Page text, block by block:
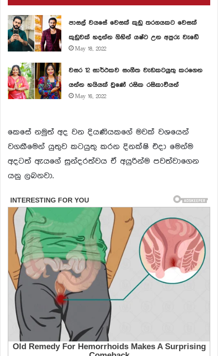
පාසල් වයසේ වෙසක් කුඩු තරගයකට වෙසක්
කුඩුවක් හදන්න ගිහින් යෂ්ට උන අපුරු වැඩේ
May 18, 2022
වසර 12 සාර්ථකව සංගීත වැඩකටයුතු කරගෙන
යන්න හයියක් වුණේ රසික රසිකාවියන්
May 16, 2022
කෙසේ නමුත් අද වන දියණියකගේ මවක් වශයෙන්
වගකීමෙන් යුතුව කටයුතු කරන දිනක්ෂි එදා මෙන්ම
අදටත් ඇයගේ සුන්දරත්වය ඒ අයුරින්ම පවත්වාගෙන
යනු ලබනවා.